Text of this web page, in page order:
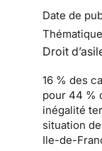
Date de
Droit
16 % des
pour 44 %
inégalité
situation
Ile-de-